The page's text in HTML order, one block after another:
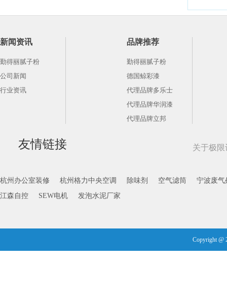
友情链接
品牌推荐
勤得丽腻子粉
德国鲸彩漆
代理品牌多乐士
代理品牌华润漆
代理品牌立邦
新闻资讯
勤得丽腻子粉
公司新闻
行业资讯
杭州办公室装修 杭州格力中央空调 除味剂 空气滤筒
宁波废气
江森自控
SEW电机 发泡水泥厂家
关于极
Copyright @